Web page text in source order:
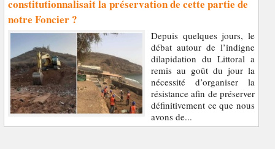
constitutionnalisait la préservation de cette partie de
notre Foncier ?
Depuis quelques jours, le
débat autour de l’indigne
dilapidation du Littoral a
remis au goût du jour la
nécessité d’organiser la
résistance afin de préserver
définitivement ce que nous
avons de...